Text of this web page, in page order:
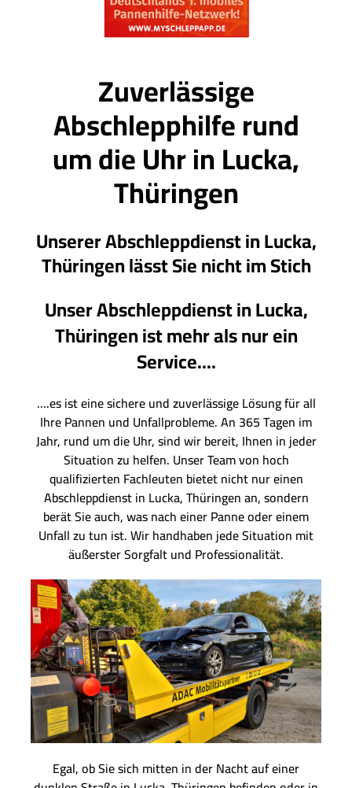
Zuverlässige
Abschlepphilfe rund
um die Uhr in Lucka,
Thüringen
Unserer Abschleppdienst in Lucka,
Thüringen lässt Sie nicht im Stich
Unser Abschleppdienst in Lucka,
Thüringen ist mehr als nur ein
Service....
....es ist eine sichere und zuverlässige Lösung für all
Ihre Pannen und Unfallprobleme. An 365 Tagen im
Jahr, rund um die Uhr, sind wir bereit, Ihnen in jeder
Situation zu helfen. Unser Team von hoch
qualifizierten Fachleuten bietet nicht nur einen
Abschleppdienst in Lucka, Thüringen an, sondern
berät Sie auch, was nach einer Panne oder einem
Unfall zu tun ist. Wir handhaben jede Situation mit
äußerster Sorgfalt und Professionalität.
Egal, ob Sie sich mitten in der Nacht auf einer